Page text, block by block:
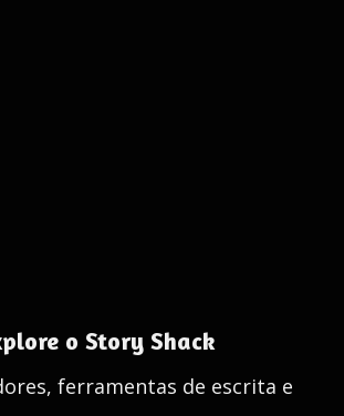
o Story Shack
ferramentas de escrita e